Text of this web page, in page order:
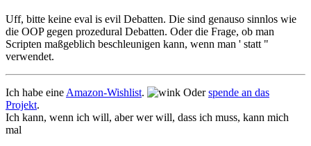
Uff, bitte keine eval is evil Debatten. Die sind genauso sinnlos wie
die OOP gegen prozedural Debatten. Oder die Frage, ob man
Scripten maßgeblich beschleunigen kann, wenn man ' statt "
verwendet.
Ich habe eine Amazon-Wishlist. Oderspende an das
Projekt.
Ich kann, wenn ich will, aber wer will, dass ich muss, kann mich
mal